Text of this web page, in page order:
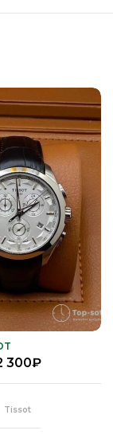
300₽
Tissot